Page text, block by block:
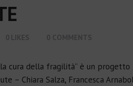
cura della fragilità” è un progetto
– Chiara Salza, Francesca